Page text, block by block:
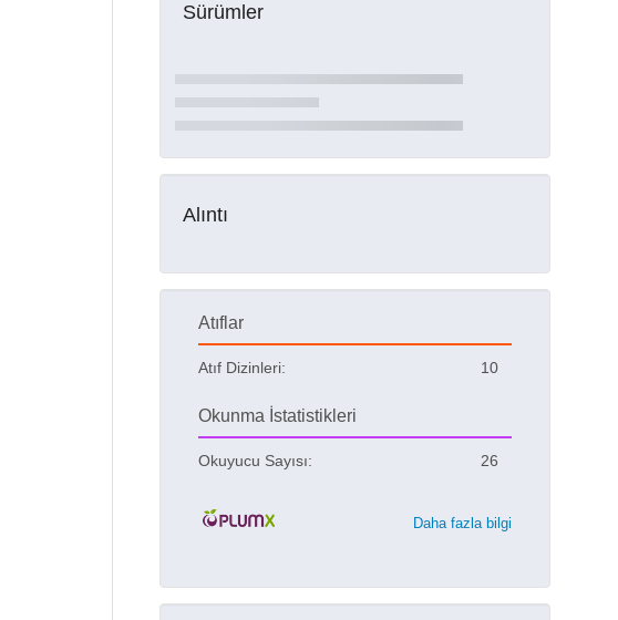
Sürümler
Alıntı
Atıflar
Atıf Dizinleri: 10
Okunma İstatistikleri
Okuyucu Sayısı: 26
Daha fazla bilgi